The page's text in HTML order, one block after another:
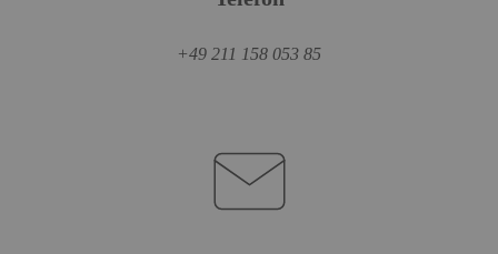
+49 211 158 053 85